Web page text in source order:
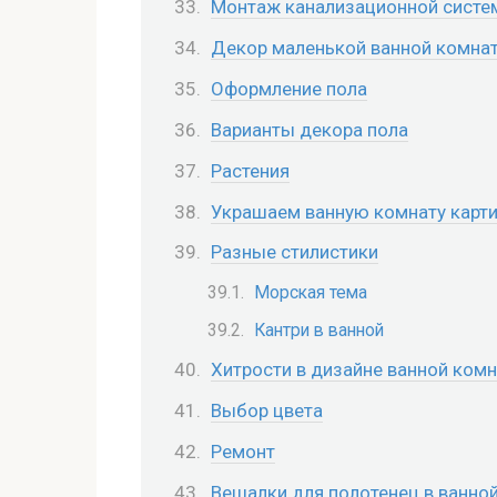
Монтаж канализационной
Декор маленькой ванной
Оформление пола
Варианты декора пола
Растения
Украшаем ванную комнату
Разные стилистики
Морская тема
Кантри в ванной
Хитрости в дизайне ванной
Выбор цвета
Ремонт
Вешалки для полотенец в